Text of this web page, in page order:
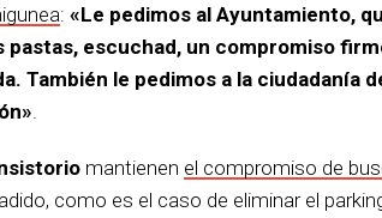
: «Le pedimos al Ayuntamiento,
pastas, escuchad, un compromiso
También le pedimos a la ciudadanía
mantienen el compromiso de
como es el caso de eliminar el